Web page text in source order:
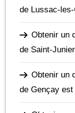
de Lussac-
Obtenir un
de Saint-
Obtenir un
de Gençay est